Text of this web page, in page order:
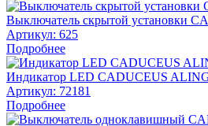
Выключатель скрытой установки
Артикул: 625
Подробнее
Индикатор LED CADUCEUS
Артикул: 72181
Подробнее